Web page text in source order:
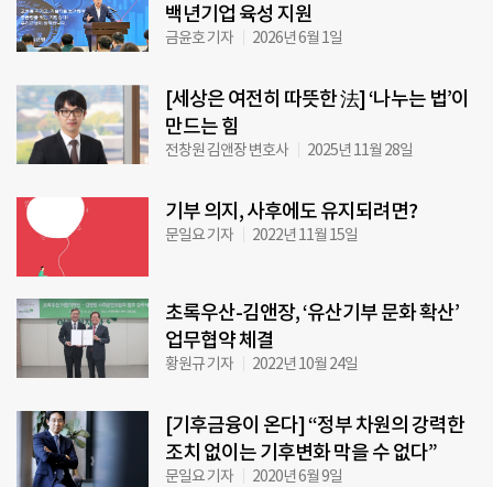
백년기업 육성 지원
금윤호 기자 2026년 6월 1일
[세상은 여전히 따뜻한 法] ‘나누는 법’이
만드는 힘
전창원 김앤장 변호사 2025년 11월 28일
기부 의지, 사후에도 유지되려면?
문일요 기자 2022년 11월 15일
초록우산-김앤장, ‘유산기부 문화 확산’
업무협약 체결
황원규 기자 2022년 10월 24일
[기후금융이 온다] “정부 차원의 강력한
조치 없이는 기후변화 막을 수 없다”
문일요 기자 2020년 6월 9일